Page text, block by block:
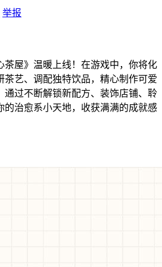
举报
茶屋》温暖上线！在游戏中，你将化
茶艺、调配独特饮品，精心制作可爱
通过不断解锁新配方、装饰店铺、聆
的治愈系小天地，收获满满的成就感